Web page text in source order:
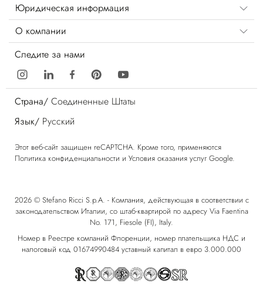
Юридическая информация
О компании
Следите за нами
Страна/ Соединенные Штаты
Язык/ Русский
Этот веб-сайт защищен reCAPTCHA. Кроме того, применяются
Политика конфиденциальности и Условия оказания услуг Google.
2026 © Stefano Ricci S.p.A. - Компания, действующая в соответствии с
законодательством Италии, со штаб-квартирой по адресу Via Faentina
No. 171, Fiesole (FI), Italy.
Номер в Реестре компаний Флоренции, номер плательщика НДС и
налоговый код 01674990484 уставный капитал в евро 3.000.000